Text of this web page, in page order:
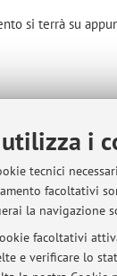
i
tecnici
facoltativi
la navigazione
facoltativi
e verificare lo
si terrà su
MATER